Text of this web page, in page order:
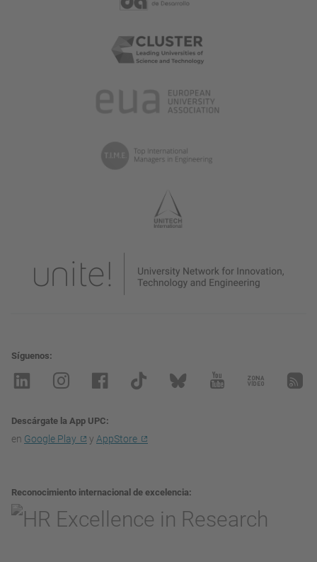
Síguenos
Descárgate la App UPC
en Google Play y AppStore
Reconocimiento internacional de excelencia